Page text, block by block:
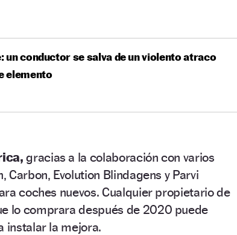
un conductor se salva de un violento atraco
elemento
gracias a la colaboración con varios
Carbon, Evolution Blindagens y Parvi
coches nuevos. Cualquier propietario de
lo comprara después de 2020 puede
instalar la mejora.